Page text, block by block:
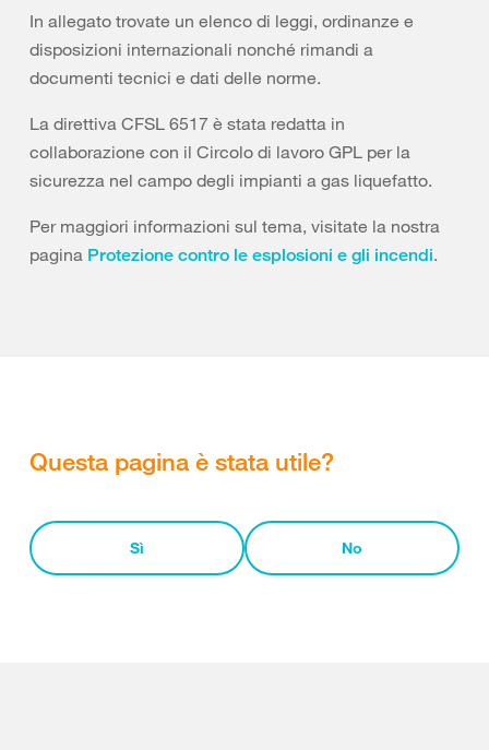
In allegato trovate un elenco di leggi, ordinanze e
disposizioni internazionali nonché rimandi a
documenti tecnici e dati delle norme.
La direttiva CFSL 6517 è stata redatta in
collaborazione con il Circolo di lavoro GPL per la
sicurezza nel campo degli impianti a gas liquefatto.
Per maggiori informazioni sul tema, visitate la nostra
pagina Protezione contro le esplosioni e gli incendi.
Questa pagina è stata utile?
Sì No